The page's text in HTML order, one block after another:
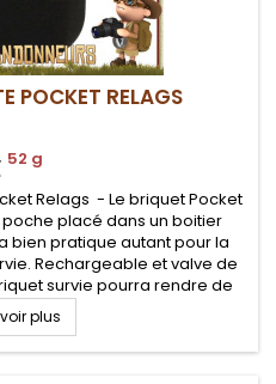
POCKET RELAGS
52 g
Relags - Le briquet Pocket
placé dans un boitier
bien pratique autant pour la
Rechargeable et valve de
survie pourra rendre de
lors d'un bivouac.
plus